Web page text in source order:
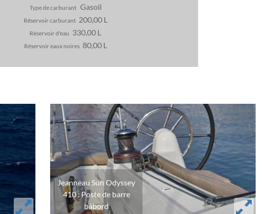
Type de carburant Gasoil
Réservoir carburant 200,00 L
Réservoir d'eau 330,00 L
Réservoir eaux noires 80,00 L
Jeanneau Sun Odyssey
410 : Poste de barre
bâbord